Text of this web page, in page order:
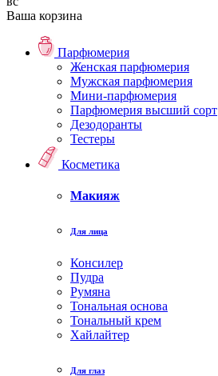
Ваша корзина
Парфюмерия
Женская парфюмерия
Мужская парфюмерия
Мини-парфюмерия
Парфюмерия высший сорт
Дезодоранты
Тестеры
Косметика
Макияж
Для лица
Консилер
Пудра
Румяна
Тональная основа
Тональный крем
Хайлайтер
Для глаз